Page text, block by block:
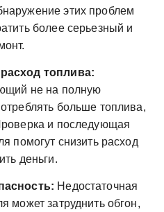
этих проблем
более серьезный и
топлива:
не на полную
больше топлива,
и последующая
помогут снизить расход
деньги.
Недостаточная
может затруднить обгон,